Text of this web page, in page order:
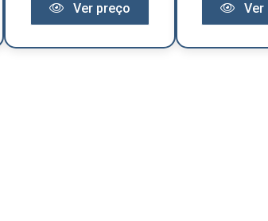
Ver preço Ver